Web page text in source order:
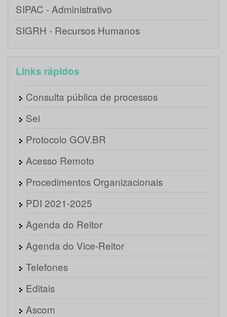
SIPAC - Administrativo
SIGRH - Recursos Humanos
Links rápidos
Consulta pública de processos
Sei
Protocolo GOV.BR
Acesso Remoto
Procedimentos Organizacionais
PDI 2021-2025
Agenda do Reitor
Agenda do Vice-Reitor
Telefones
Editais
Ascom